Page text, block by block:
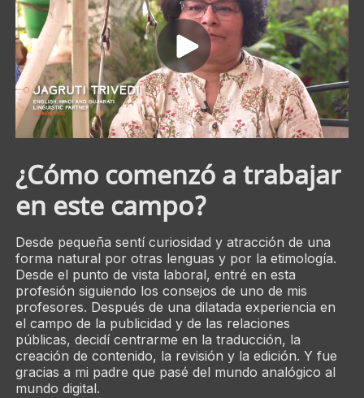
¿Cómo comenzó a trabajar
en este campo?
Desde pequeña sentí curiosidad y atracción de una
forma natural por otras lenguas y por la etimología.
Desde el punto de vista laboral, entré en esta
profesión siguiendo los consejos de uno de mis
profesores. Después de una dilatada experiencia en
el campo de la publicidad y de las relaciones
públicas, decidí centrarme en la traducción, la
creación de contenido, la revisión y la edición. Y fue
gracias a mi padre que pasé del mundo analógico al
mundo digital.